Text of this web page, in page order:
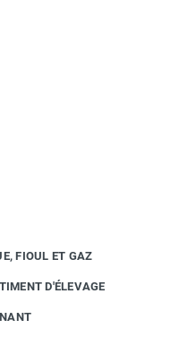
FIOUL ET GAZ
D'ÉLEVAGE